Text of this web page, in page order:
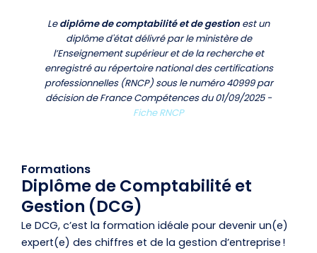
Lediplôme de comptabilité et de gestion est un
diplôme d'état délivré par le ministère de
l’Enseignement supérieur et de la recherche et
enregistré au répertoire national des certifications
professionnelles (RNCP) sous le numéro 40999 par
décision de France Compétences du 01/09/2025 -
Fiche RNCP
Formations
Diplôme de Comptabilité et
Gestion (DCG)
Le DCG, c’est la formation idéale pour devenir un(e)
expert(e) des chiffres et de la gestion d’entreprise !